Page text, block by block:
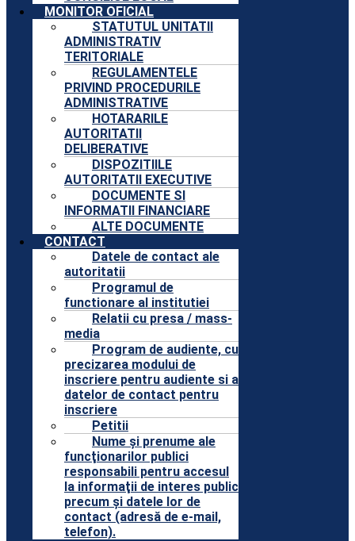
MONITOR OFICIAL
STATUTUL UNITATII
ADMINISTRATIV
TERITORIALE
REGULAMENTELE
PRIVIND PROCEDURILE
ADMINISTRATIVE
HOTARARILE
AUTORITATII
DELIBERATIVE
DISPOZITIILE
AUTORITATII EXECUTIVE
DOCUMENTE SI
INFORMATII FINANCIARE
ALTE DOCUMENTE
CONTACT
Datele de contact ale
autoritatii
Programul de
functionare al institutiei
Relatii cu presa / mass-
media
Program de audiente, cu
precizarea modului de
inscriere pentru audiente si a
datelor de contact pentru
inscriere
Petitii
Nume şi prenume ale
funcţionarilor publici
responsabili pentru accesul
la informaţii de interes public
precum şi datele lor de
contact (adresă de e-mail,
telefon).